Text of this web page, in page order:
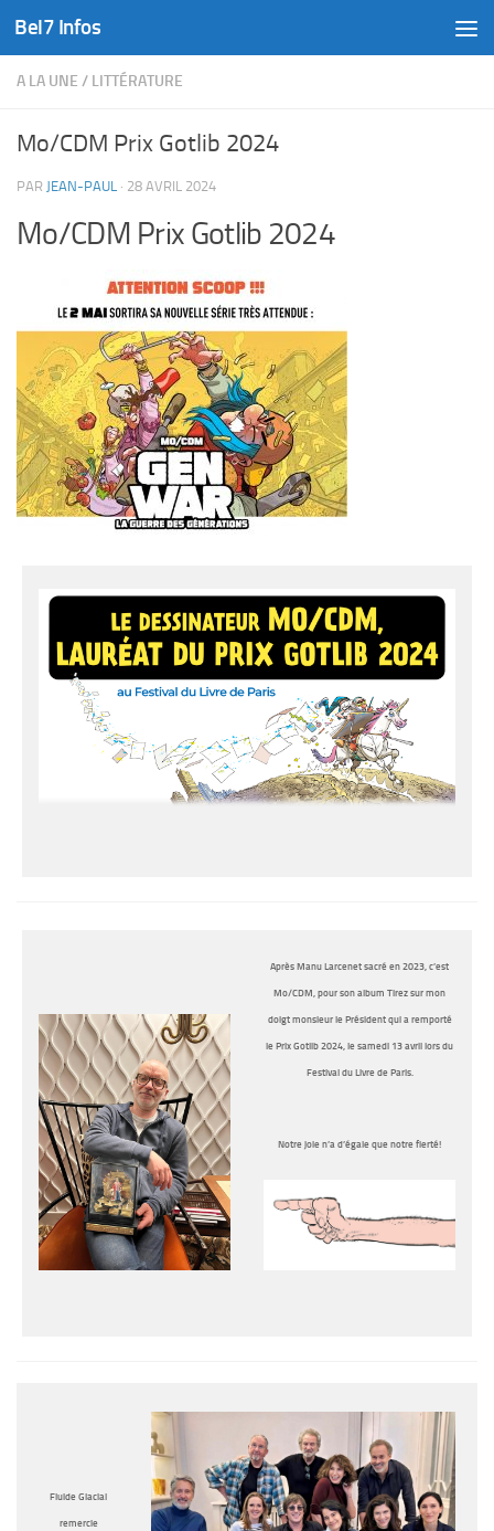
Skip to content
Bel7 Infos
A LA UNE / LITTÉRATURE
Mo/CDM Prix Gotlib 2024
PAR JEAN-PAUL · 28 AVRIL 2024
Mo/CDM Prix Gotlib 2024
Après Manu Larcenet sacré en 2023, c’est
Mo/CDM, pour son album Tirez sur mon
doigt monsieur le Présidentqui a remporté
le Prix Gotlib 2024, le samedi 13 avril lors du
Festival du Livre de Paris.
Notre joie n’a d’égale que notre fierté!
Fluide Glacial
remercie